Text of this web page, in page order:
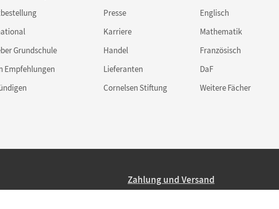
Grundschule
Empfehlungen
Presse
Karriere
Handel
Lieferanten
Cornelsen Stiftung
Englisch
Mathematik
Französisch
DaF
Weitere Fächer
Zahlung und Versand